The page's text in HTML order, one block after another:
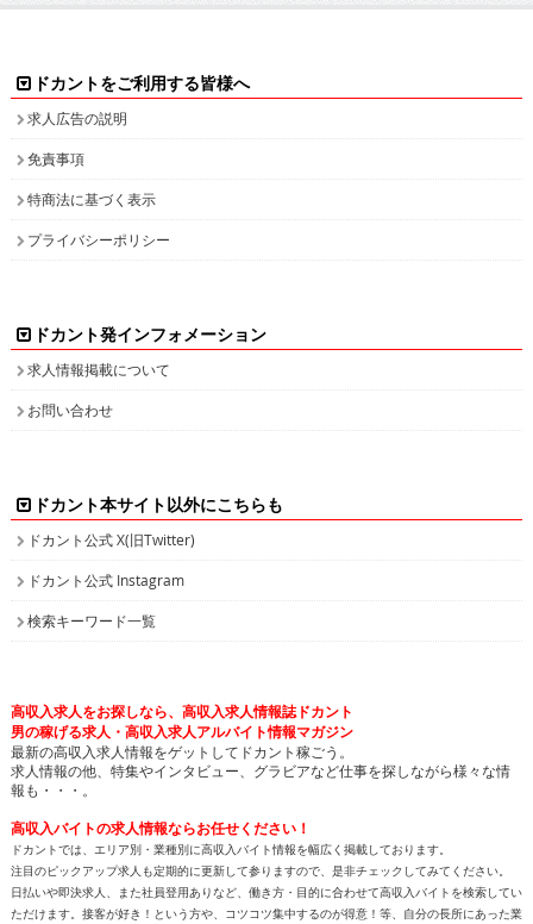
ドカントをご利用する皆様へ
求人広告の説明
免責事項
特商法に基づく表示
プライバシーポリシー
ドカント発インフォメーション
求人情報掲載について
お問い合わせ
ドカント本サイト以外にこちらも
ドカント公式 X(旧Twitter)
ドカント公式 Instagram
検索キーワード一覧
高収入求人をお探しなら、高収入求人情報誌ドカント
男の稼げる求人・高収入求人アルバイト情報マガジン
最新の高収入求人情報をゲットしてドカント稼ごう。
求人情報の他、特集やインタビュー、グラビアなど仕事を探しながら様々な情
報も・・・。
高収入バイトの求人情報ならお任せください！
ドカントでは、エリア別・業種別に高収入バイト情報を幅広く掲載しております。
注目のピックアップ求人も定期的に更新して参りますので、是非チェックしてみてください。
日払いや即決求人、また社員登用ありなど、働き方・目的に合わせて高収入バイトを検索してい
ただけます。接客が好き！という方や、コツコツ集中するのが得意！等、自分の長所にあった業